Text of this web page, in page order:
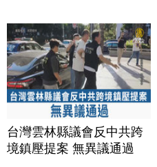
台灣雲林縣議會反中共跨
境鎮壓提案 無異議通過